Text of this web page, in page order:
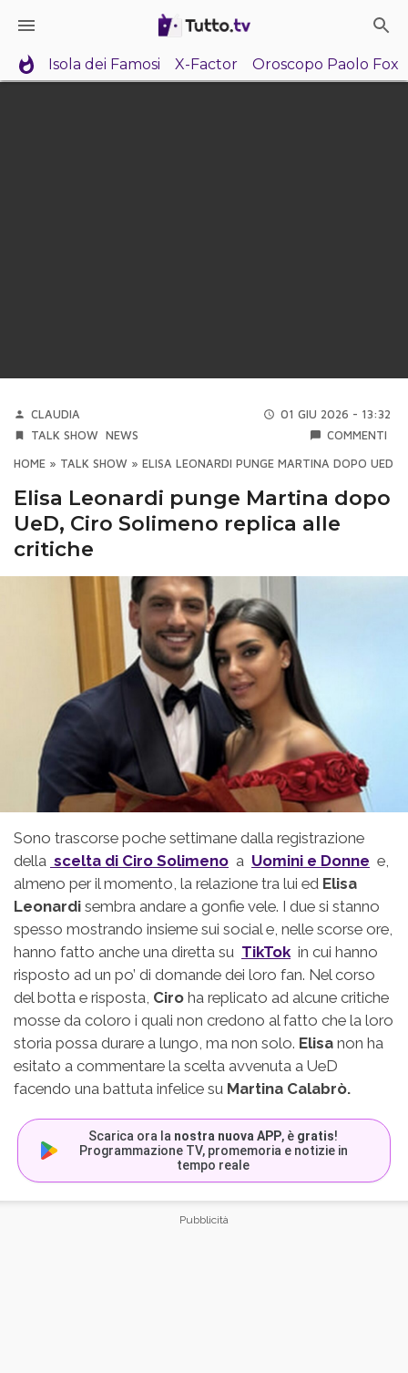
Isola dei Famosi X-Factor Oroscopo Paolo Fox
CLAUDIA
01 GIU 2026 - 13:32
TALK SHOW NEWS COMMENTI
HOME » TALK SHOW » ELISA LEONARDI PUNGE MARTINA DOPO UED,
Elisa Leonardi punge Martina dopo
UeD, Ciro Solimeno replica alle
critiche
Sono trascorse poche settimane dalla registrazione
della scelta di Ciro Solimeno a Uomini e Donne e,
almeno per il momento, la relazione tra lui ed Elisa
Leonardi sembra andare a gonfie vele. I due si stanno
spesso mostrando insieme sui social e, nelle scorse ore,
hanno fatto anche una diretta su TikTok in cui hanno
risposto ad un po’ di domande dei loro fan. Nel corso
del botta e risposta, Ciro ha replicato ad alcune critiche
mosse da coloro i quali non credono al fatto che la loro
storia possa durare a lungo, ma non solo. Elisa non ha
esitato a commentare la scelta avvenuta a UeD
facendo una battuta infelice su Martina Calabrò.
Scarica ora la nostra nuova APP, è gratis!
Programmazione TV, promemoria e notizie in
tempo reale